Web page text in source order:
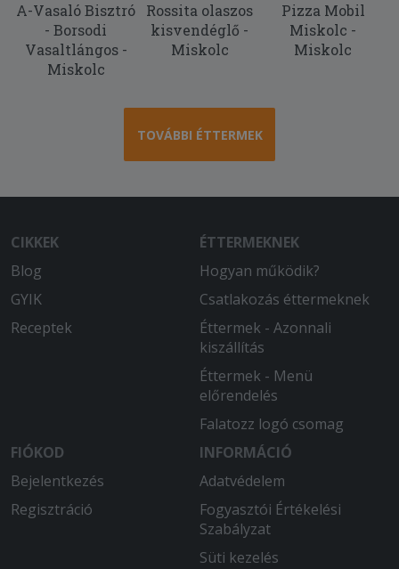
2025-09-26 - András:
Mindig időben érkezik, állandó
minősègben.
2025-08-30 - Ádám:
118 perces kiszállítás.
Gyors kiszállítás és nagyon finom,
A-Vasaló Bisztró
- Borsodi
Vasaltlángos -
Miskolc
Rossita olaszos
kisvendéglő -
Miskolc
Pizza Mobil
Miskolc -
Miskolc
TOVÁBBI ÉTTERMEK
CIKKEK
Blog
GYIK
Receptek
ÉTTERMEKNEK
Hogyan működik?
Csatlakozás éttermeknek
Éttermek - Azonnali
kiszállítás
Éttermek - Menü
előrendelés
Falatozz logó csomag
FIÓKOD
Bejelentkezés
Regisztráció
INFORMÁCIÓ
Adatvédelem
Fogyasztói Értékelési
Szabályzat
Süti kezelés